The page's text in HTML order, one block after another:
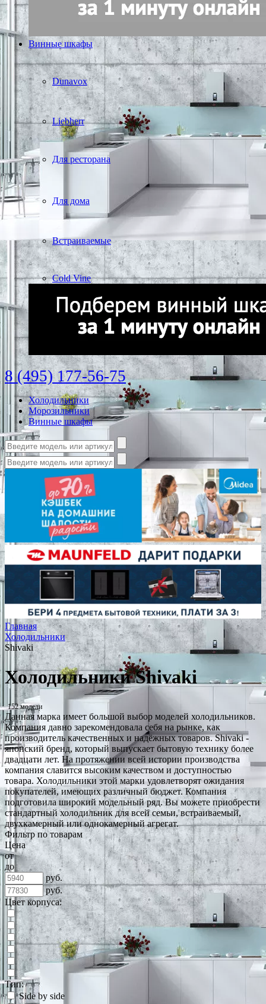
Винные шкафы
Dunavox
Liebherr
Для ресторана
Для дома
Встраиваемые
Cold Vine
8 (495) 177-56-75
Холодильники
Морозильники
Винные шкафы
Главная
Холодильники
Shivaki
Холодильники Shivaki
152 модели
Данная марка имеет большой выбор моделей холодильников.
Компания давно зарекомендовала себя на рынке, как
производитель качественных и надёжных товаров. Shivaki -
японский бренд, который выпускает бытовую технику более
двадцати лет. На протяжении всей истории производства
компания славится высоким качеством и доступностью
товара. Холодильники этой марки удовлетворят ожидания
покупателей, имеющих различный бюджет. Компания
подготовила широкий модельный ряд. Вы можете приобрести
стандартный холодильник для всей семьи, встраиваемый,
двухкамерный или однокамерный агрегат.
Фильтр по товарам
Цена
от
до
руб.
руб.
Цвет корпуса:
Тип:
Side by side